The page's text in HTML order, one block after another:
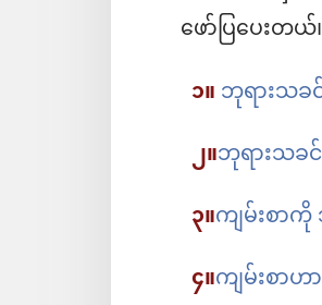
ဖော်ပြပေးတ
၁။ဘုရားသ
၂။ဘုရားသ
၃။ကျမ်းစာ
၄။ကျမ်းစာ